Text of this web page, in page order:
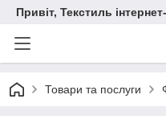
Привіт, Текстиль
Товари та послуги